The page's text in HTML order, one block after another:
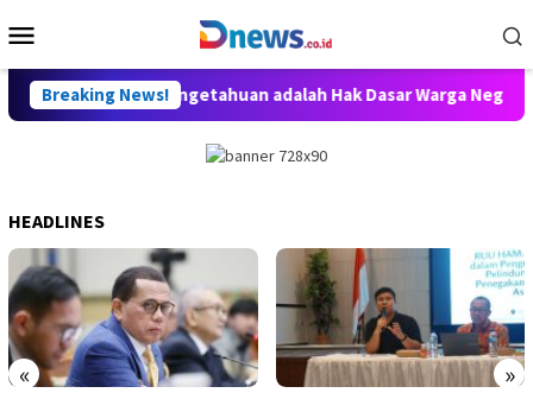
to
Menu
Breaking News!
Ilmu Pengetahuan adalah Hak Dasar Warga Negara
HEADLINES
« »